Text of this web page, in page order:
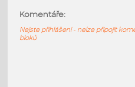
Baterie
Komentáře:
Nejste přihlášeni - nelze připojit
bloků